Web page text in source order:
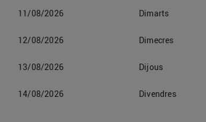
11/08/2026 Dimarts
12/08/2026 Dimecres
13/08/2026 Dijous
14/08/2026 Divendres